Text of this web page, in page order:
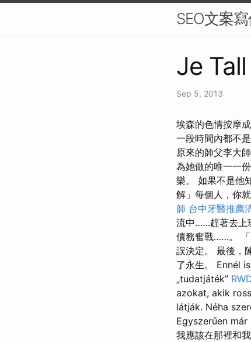
SEO文案
Je
Sep 5, 2013
埃森的色情按摩️
一段時間內都不
原來的師父李大
為她做的唯一一
樂。 如果不是他
解」每個人，你
師 台中牙醫推薦
流中……趕著去上
債務奮戰……。 「
誤決定。 最後，
了永生。 Ennél
„tudatjáték”
azokat, akik
látják. Néha
Egyszerűen
我應該在那裡和